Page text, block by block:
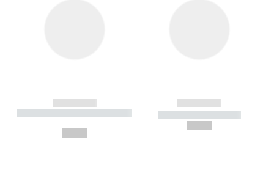
------------
----------- ----------- --------
------------
----------- -----------